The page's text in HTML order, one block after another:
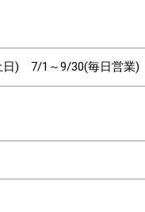
日) 7/1～9/30(毎日営業)